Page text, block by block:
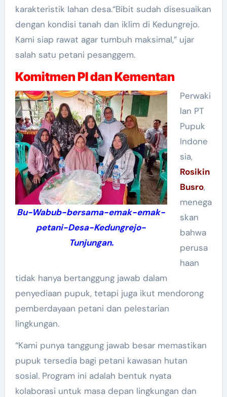
karakteristik lahan desa.“Bibit sudah disesuaikan
dengan kondisi tanah dan iklim di Kedungrejo.
Kami siap rawat agar tumbuh maksimal,” ujar
salah satu petani pesanggem.
Komitmen PI dan Kementan
Bu-Wabub-bersama-emak-emak-
petani-Desa-Kedungrejo-
Tunjungan.
Perwaki
lan PT
Pupuk
Indone
sia,
Rosikin
Busro,
menega
skan
bahwa
perusa
haan
tidak hanya bertanggung jawab dalam
penyediaan pupuk, tetapi juga ikut mendorong
pemberdayaan petani dan pelestarian
lingkungan.
“Kami punya tanggung jawab besar memastikan
pupuk tersedia bagi petani kawasan hutan
sosial. Program ini adalah bentuk nyata
kolaborasi untuk masa depan lingkungan dan